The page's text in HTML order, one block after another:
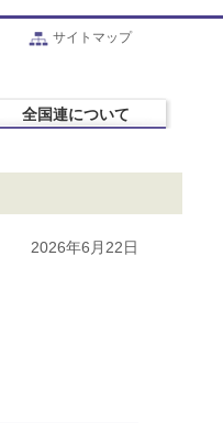
サイトマップ
全国連について
2026年6月22日